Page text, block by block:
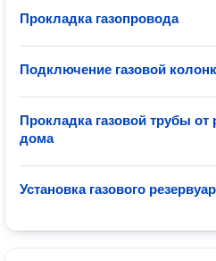
Прокладка газопровода
Подключение газовой
Прокладка газовой трубы от
дома
Установка газового